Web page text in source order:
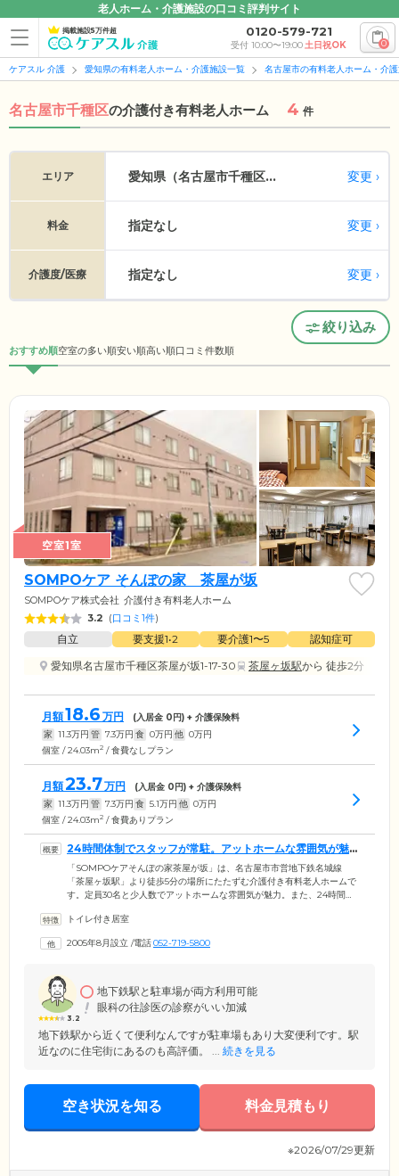
老人ホーム・介護施設の口コミ評判サイト
掲載施設5万件超 0120-579-721
受付 10:00〜19:00土日祝OK 0
ケアスル 介護 愛知県の有料老人ホーム・介護施設一覧 名古屋市の有料老人ホーム・介
名古屋市千種区の介護付き有料老人ホーム 4 件
エリア 愛知県（名古屋市千種区... 変更
料金 指定なし 変更
介護度/医療 指定なし 変更
絞り込み
おすすめ順空室の多い順安い順高い順口コミ件数順
空室1室
SOMPOケア そんぽの家 茶屋が坂
SOMPOケア株式会社 介護付き有料老人ホーム
3.2 (口コミ1件)
自立 要支援1•2 要介護1〜5
認知症可
愛知県名古屋市千種区茶屋が坂1-17-30
茶屋ヶ坂駅から 徒歩2分
月額18.6 万円 (入居金 0円) + 介護保険料
家 11.3万円 管 7.3万円 食 0万円 他 0万円
個室 / 24.03m2 / 食費なしプラン
月額23.7万円 (入居金 0円) + 介護保険料
家 11.3万円 管 7.3万円 食 5.1万円 他 0万円
個室 / 24.03m2 / 食費ありプラン
24時間体制でスタッフが常駐。アットホームな雰囲気が魅
力のホームです
「SOMPOケアそんぽの家茶屋が坂」は、名古屋市市営地下鉄名城線
「茶屋ヶ坂駅」より徒歩5分の場所にたたずむ介護付き有料老人ホームで
す。定員30名と少人数でアットホームな雰囲気が魅力。また、24時間体
日常生活のサポートを行っています。日中は看護師が常駐。近隣の協力
時の対応を行っていますので、安心してお過ごしいただけます。のびの
トイレ付き居室
2005年8月設立 /電話052-719-5800
3.2
地下鉄駅と駐車場が両方利用可能
眼科の往診医の診察がいい加減
地下鉄駅から近くて便利なんですが駐車場もあり大変便利です。駅
近なのに住宅街にあるのも高評価。 ... 続きを見る
空き状況を知る 料金見積もり
※2026/07/29更新